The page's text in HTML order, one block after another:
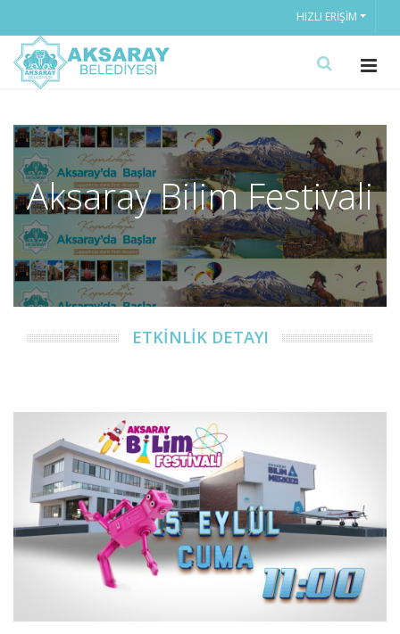
HIZLI ERIŞIM
Aksaray Bilim Festivali
ETKİNLİK DETAYI